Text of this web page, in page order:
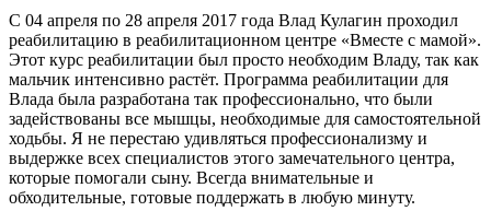
С 04 апреля по 28 апреля 2017 года Влад Кулагин проходил
реабилитацию в реабилитационном центре «Вместе с мамой».
Этот курс реабилитации был просто необходим Владу, так как
мальчик интенсивно растёт. Программа реабилитации для
Влада была разработана так профессионально, что были
задействованы все мышцы, необходимые для самостоятельной
ходьбы. Я не перестаю удивляться профессионализму и
выдержке всех специалистов этого замечательного центра,
которые помогали сыну. Всегда внимательные и
обходительные, готовые поддержать в любую минуту.